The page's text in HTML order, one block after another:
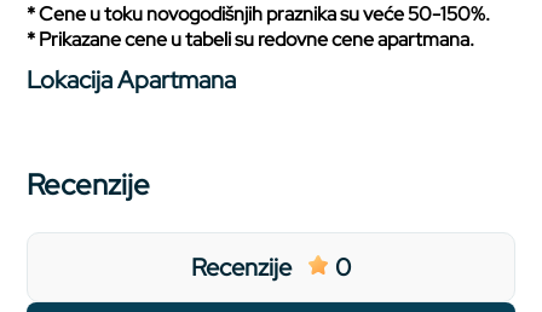
* Cene u toku novogodišnjih praznika su veće 50-150%.
* Prikazane cene u tabeli su redovne cene apartmana.
Lokacija Apartmana
Recenzije
Recenzije 0